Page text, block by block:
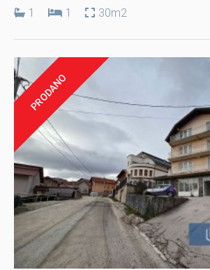
1 1 30m2
PRODANO